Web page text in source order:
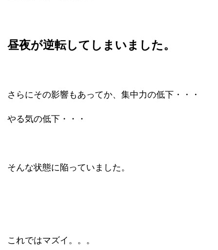
昼夜が逆転してしまいました。
さらにその影響もあってか、集中力の低下・・・
やる気の低下・・・
そんな状態に陥っていました。
これではマズイ。。。